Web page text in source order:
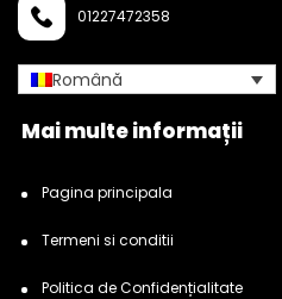
01227472358
Română
Mai multe informații
Pagina principala
Termeni si conditii
Politica de Confidențialitate